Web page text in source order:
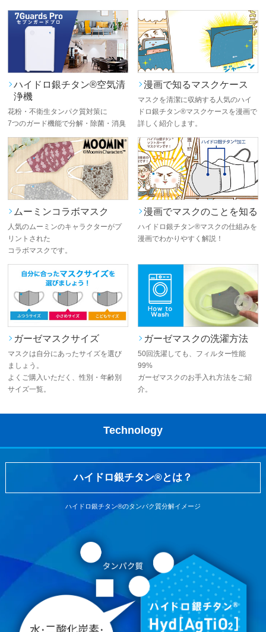
ハイドロ銀チタン®空気清
浄機
花粉・不衛生タンパク質対策に
7つのガード機能で分解・除菌・消臭
漫画で知るマスクケース
マスクを清潔に収納する人気のハイ
ドロ銀チタン®マスクケースを漫画で
詳しく紹介します。
ムーミンコラボマスク
人気のムーミンのキャラクターがプ
リントされた
コラボマスクです。
漫画でマスクのことを知る
ハイドロ銀チタン®マスクの仕組みを
漫画でわかりやすく解説！
ガーゼマスクサイズ
マスクは自分にあったサイズを選び
ましょう。
よくご購入いただく、性別・年齢別
サイズ一覧。
ガーゼマスクの洗濯方法
50回洗濯しても、フィルター性能
99%
ガーゼマスクのお手入れ方法をご紹
介。
Technology
ハイドロ銀チタン®とは？
ハイドロ銀チタン®のタンパク質分解イメージ